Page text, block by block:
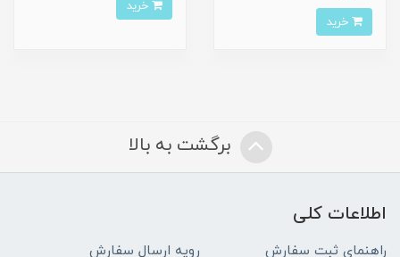
برگشت به بالا
اطلاعات کلی
راهنمای ثبت سفارش
رویه ارسال سفارش